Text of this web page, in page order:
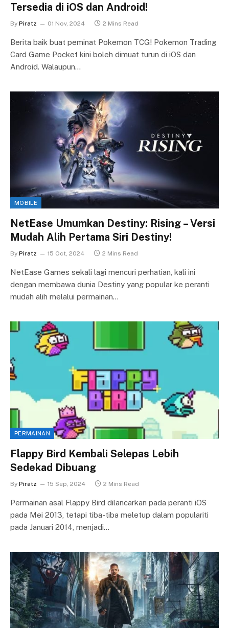
Tersedia di iOS dan Android!
By Piratz 01 Nov, 2024 2 Mins Read
Berita baik buat peminat Pokemon TCG! Pokemon Trading
Card Game Pocket kini boleh dimuat turun di iOS dan
Android. Walaupun…
MOBILE
NetEase Umumkan Destiny: Rising – Versi
Mudah Alih Pertama Siri Destiny!
By Piratz 15 Oct, 2024 2 Mins Read
NetEase Games sekali lagi mencuri perhatian, kali ini
dengan membawa dunia Destiny yang popular ke peranti
mudah alih melalui permainan…
PERMAINAN
Flappy Bird Kembali Selepas Lebih
Sedekad Dibuang
By Piratz 15 Sep, 2024 2 Mins Read
Permainan asal Flappy Bird dilancarkan pada peranti iOS
pada Mei 2013, tetapi tiba-tiba meletup dalam populariti
pada Januari 2014, menjadi…